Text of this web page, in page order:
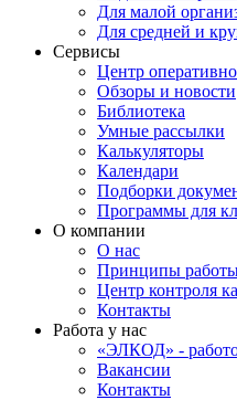
Для малой
Для средней и
Сервисы
Центр
Обзоры и новости
Библиотека
Умные рассылки
Калькуляторы
Календари
Подборки
Программы для
О компании
О нас
Принципы
Центр контроля
Контакты
Работа у нас
«ЭЛКОД» -
Вакансии
Контакты